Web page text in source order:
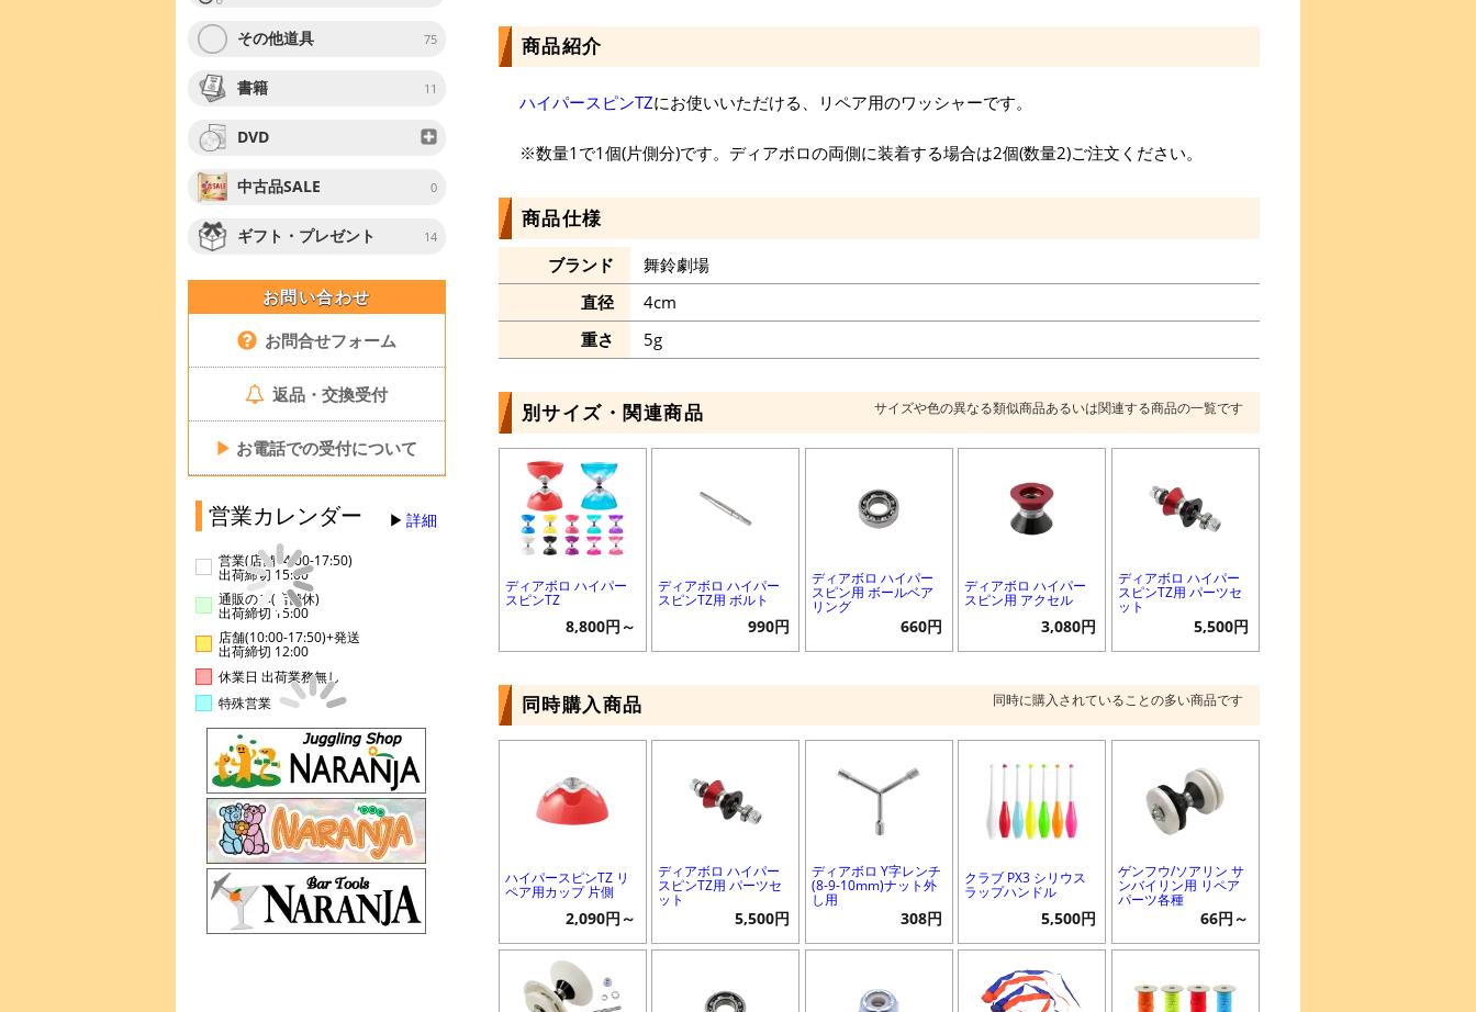
その他道具 75
書籍 11
DVD
中古品SALE 0
ギフト・プレゼント 14
お問い合わせ
お問合せフォーム
返品・交換受付
▶ お電話での受付について
営業カレンダー 詳細
営業(店舗14:00-17:50)
出荷締切 15:00
通販のみ(店舗休)
出荷締切 15:00
店舗(10:00-17:50)+発送
出荷締切 12:00
休業日 出荷業務無し
特殊営業
商品紹介
ハイパースピンTZにお使いいただける、リペア用のワッシャーです。
※数量1で1個(片側分)です。ディアボロの両側に装着する場合は2個(数量2)ご注文ください。
商品仕様
ブランド
舞鈴劇場
直径
4cm
重さ
5g
別サイズ・関連商品 サイズや色の異なる類似商品あるいは関連する商品の一覧です
ディアボロ ハイパー
スピンTZ
8,800円～
ディアボロ ハイパー
スピンTZ用 ボルト
990円
ディアボロ ハイパー
スピン用 ボールベア
リング
660円
ディアボロ ハイパー
スピン用 アクセル
3,080円
ディアボロ ハイパー
スピンTZ用 パーツセ
ット
5,500円
同時購入商品 同時に購入されていることの多い商品です
ハイパースピンTZ リ
ペア用カップ 片側
2,090円～
ディアボロ ハイパー
スピンTZ用 パーツセ
ット
5,500円
ディアボロ Y字レンチ
(8-9-10mm)ナット外
し用
308円
クラブ PX3 シリウス
ラップハンドル
5,500円
ゲンフウ/ソアリン サ
ンバイリン用 リペア
パーツ各種
66円～